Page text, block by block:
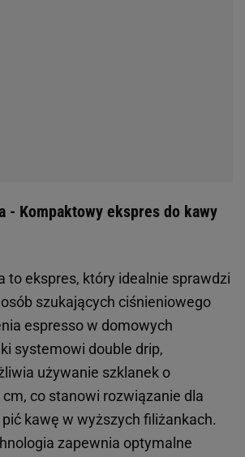
- Kompaktowy ekspres do kawy
to ekspres, który idealnie sprawdzi
szukających ciśnieniowego
espresso w domowych
systemowi double drip,
używanie szklanek o
co stanowi rozwiązanie dla
kawę w wyższych filiżankach.
zapewnia optymalne